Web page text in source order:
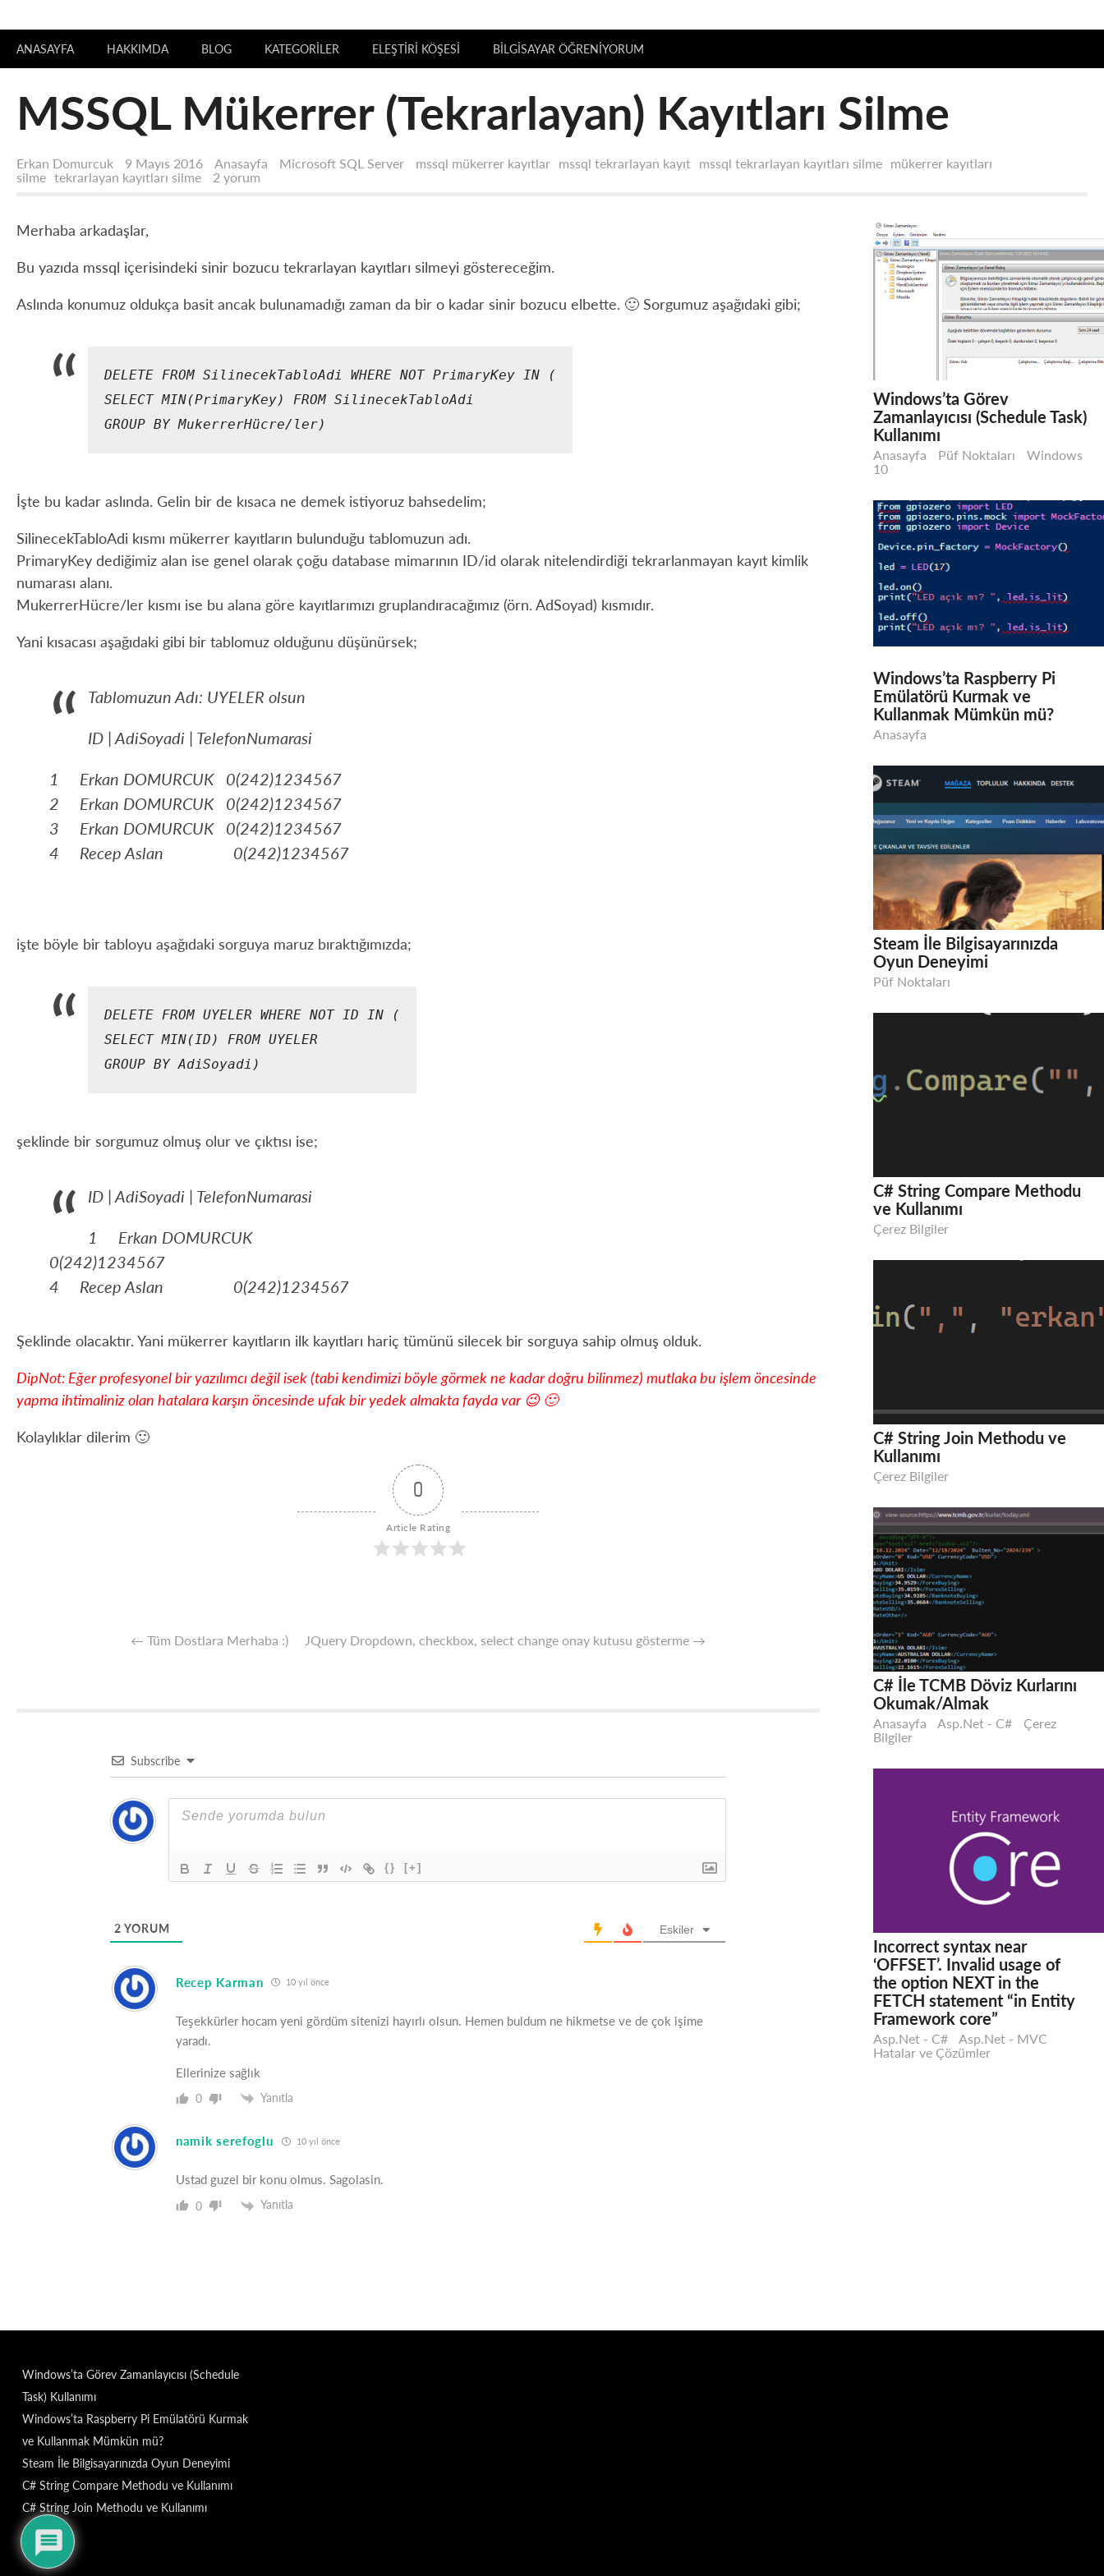
ANASAYFA HAKKIMDA BLOG KATEGORILER ELEŞTIRI KÖŞESI BILGISAYAR ÖĞRENIYORUM
MSSQL Mükerrer (Tekrarlayan) Kayıtları Silme
Erkan Domurcuk 9 Mayıs 2016 Anasayfa Microsoft SQL Server mssql mükerrer kayıtlar mssql tekrarlayan kayıt mssql tekrarlayan kayıtları silme mükerrer kayıtları
silme tekrarlayan kayıtları silme
MSSQL
Mükerrer
2 yorum
Merhaba arkadaşlar,
Bu yazıda mssql içerisindeki sinir bozucu tekrarlayan kayıtları silmeyi göstereceğim.
Aslında konumuz oldukça basit ancak bulunamadığı zaman da bir o kadar sinir bozucu elbette. 🙂 Sorgumuz aşağıdaki gibi;
DELETE FROM SilinecekTabloAdi WHERE NOT PrimaryKey IN (
SELECT MIN(PrimaryKey) FROM SilinecekTabloAdi
GROUP BY MukerrerHücre/ler)
İşte bu kadar aslında. Gelin bir de kısaca ne demek istiyoruz bahsedelim;
SilinecekTabloAdi kısmı mükerrer kayıtların bulunduğu tablomuzun adı.
PrimaryKey dediğimiz alan ise genel olarak çoğu database mimarının ID/id olarak nitelendirdiği tekrarlanmayan kayıt kimlik
numarası alanı.
MukerrerHücre/ler kısmı ise bu alana göre kayıtlarımızı gruplandıracağımız (örn. AdSoyad) kısmıdır.
Yani kısacası aşağıdaki gibi bir tablomuz olduğunu düşünürsek;
Tablomuzun Adı: UYELER olsun
ID | AdiSoyadi | TelefonNumarasi
1 Erkan DOMURCUK 0(242)1234567
2 Erkan DOMURCUK 0(242)1234567
3 Erkan DOMURCUK 0(242)1234567
4 Recep Aslan 0(242)1234567
işte böyle bir tabloyu aşağıdaki sorguya maruz bıraktığımızda;
DELETE FROM UYELER WHERE NOT ID IN (
SELECT MIN(ID) FROM UYELER
GROUP BY AdiSoyadi)
şeklinde bir sorgumuz olmuş olur ve çıktısı ise;
ID | AdiSoyadi | TelefonNumarasi
1 Erkan DOMURCUK
0(242)1234567
4 Recep Aslan 0(242)1234567
Şeklinde olacaktır. Yani mükerrer kayıtların ilk kayıtları hariç tümünü silecek bir sorguya sahip olmuş olduk.
DipNot: Eğer profesyonel bir yazılımcı değil isek (tabi kendimizi böyle görmek ne kadar doğru bilinmez) mutlaka bu işlem öncesinde
yapma ihtimaliniz olan hatalara karşın öncesinde ufak bir yedek almakta fayda var 😉 🙂
Kolaylıklar dilerim 🙂
0
Article Rating
← Tüm Dostlara Merhaba :) JQuery Dropdown, checkbox, select change onay kutusu gösterme →
Subscribe
{} [+]
2 YORUM Eskiler
Recep Karman 10 yıl önce
Teşekkürler hocam yeni gördüm sitenizi hayırlı olsun. Hemen buldum ne hikmetse ve de çok işime
yaradı.
Ellerinize sağlık
0 Yanıtla
namik serefoglu 10 yıl önce
Ustad guzel bir konu olmus. Sagolasin.
0 Yanıtla
Windows’ta Görev
Zamanlayıcısı (Schedule Task)
Kullanımı
Anasayfa Püf Noktaları
Windows
10
Windows’ta Raspberry Pi
Emülatörü Kurmak ve
Kullanmak Mümkün mü?
Anasayfa
Steam İle Bilgisayarınızda
Oyun Deneyimi
Püf Noktaları
C# String Compare Methodu
ve Kullanımı
Çerez Bilgiler
C# String Join Methodu ve
Kullanımı
Çerez Bilgiler
C# İle TCMB Döviz Kurlarını
Okumak/Almak
Anasayfa Asp.Net - C#
Çerez
Bilgiler
Incorrect syntax near
‘OFFSET’. Invalid usage of
the option NEXT in the
FETCH statement “in Entity
Framework core”
Asp.Net - C#
Asp.Net - MVC
Hatalar ve Çözümler
Windows’ta Görev Zamanlayıcısı (Schedule
Task) Kullanımı
Windows’ta Raspberry Pi Emülatörü Kurmak
ve Kullanmak Mümkün mü?
Steam İle Bilgisayarınızda Oyun Deneyimi
C# String Compare Methodu ve Kullanımı
C# String Join Methodu ve Kullanımı